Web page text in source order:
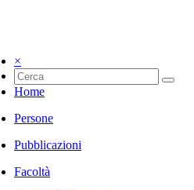
×
Home
Persone
Pubblicazioni
Facoltà